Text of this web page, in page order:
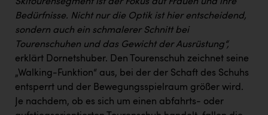
Bedürfnisse. Nicht nur die Optik ist hier entscheidend,
sondern auch ein schmalerer Schnitt bei
Tourenschuhen und das Gewicht der Ausrüstung“,
erklärt Dornetshuber. Den Tourenschuh zeichnet seine
„Walking-Funktion“ aus, bei der der Schaft des Schuhs
entsperrt und der Bewegungsspielraum größer wird.
Je nachdem, ob es sich um einen abfahrts- oder